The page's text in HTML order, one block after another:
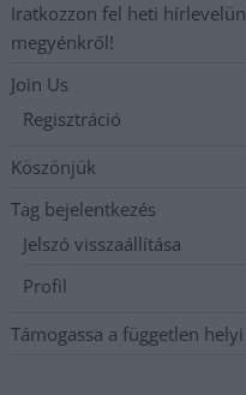
Iratkozzon fel heti
megyénkről!
Join Us
Regisztráció
Köszönjük
Tag bejelentkezés
Jelszó visszaállítása
Profil
Támogassa a független